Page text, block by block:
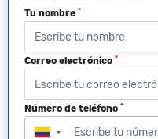
Tu nombre *
Correo electrónico *
Número de teléfono *
▼